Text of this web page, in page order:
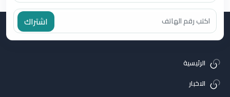
اشتراك
الرئيسية
الاخبار